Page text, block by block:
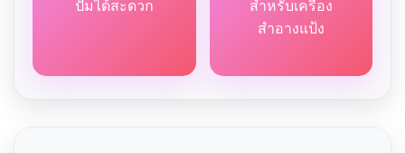
ปั้มได้สะดวก
สำหรับเครื่อง
สำอางแป้ง